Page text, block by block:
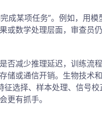
成某项任务”。例如，用
或数学处理层面，审查员
否减少推理延迟，训练流
或通信开销。生物技术
选择、样本处理、信号
更有抓手。